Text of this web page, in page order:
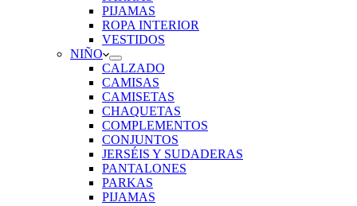
PIJAMAS
ROPA INTERIOR
VESTIDOS
NIÑO
CALZADO
CAMISAS
CAMISETAS
CHAQUETAS
COMPLEMENTOS
CONJUNTOS
JERSÉIS Y SUDADERAS
PANTALONES
PARKAS
PIJAMAS